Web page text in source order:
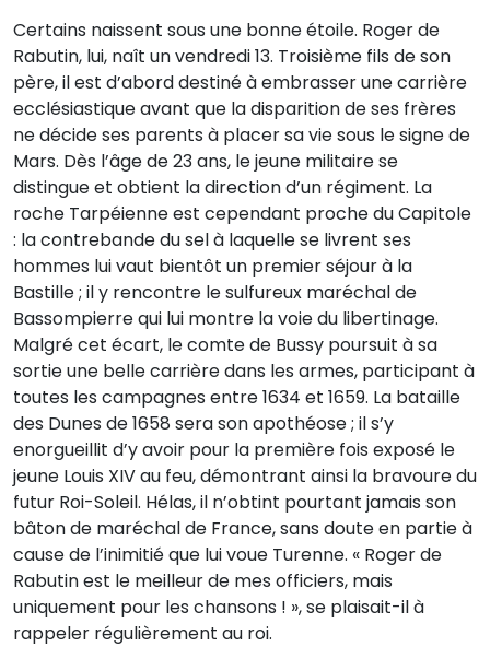
Certains naissent sous une bonne étoile. Roger de
Rabutin, lui, naît un vendredi 13. Troisième fils de son
père, il est d’abord destiné à embrasser une carrière
ecclésiastique avant que la disparition de ses frères
ne décide ses parents à placer sa vie sous le signe de
Mars. Dès l’âge de 23 ans, le jeune militaire se
distingue et obtient la direction d’un régiment. La
roche Tarpéienne est cependant proche du Capitole
: la contrebande du sel à laquelle se livrent ses
hommes lui vaut bientôt un premier séjour à la
Bastille ; il y rencontre le sulfureux maréchal de
Bassompierre qui lui montre la voie du libertinage.
Malgré cet écart, le comte de Bussy poursuit à sa
sortie une belle carrière dans les armes, participant à
toutes les campagnes entre 1634 et 1659. La bataille
des Dunes de 1658 sera son apothéose ; il s’y
enorgueillit d’y avoir pour la première fois exposé le
jeune Louis XIV au feu, démontrant ainsi la bravoure du
futur Roi-Soleil. Hélas, il n’obtint pourtant jamais son
bâton de maréchal de France, sans doute en partie à
cause de l’inimitié que lui voue Turenne. « Roger de
Rabutin est le meilleur de mes officiers, mais
uniquement pour les chansons ! », se plaisait-il à
rappeler régulièrement au roi.